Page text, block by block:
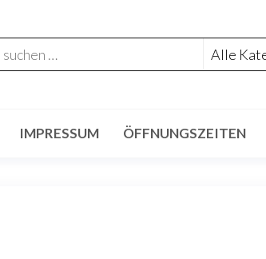
IMPRESSUM ÖFFNUNGSZEITEN